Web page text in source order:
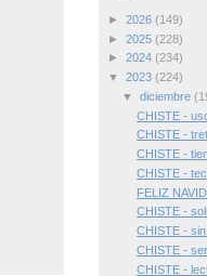
► 2026 (149)
► 2025 (228)
► 2024 (234)
▼ 2023 (224)
▼ diciembre
CHISTE -
CHISTE -
CHISTE -
CHISTE -
FELIZ
CHISTE -
CHISTE -
CHISTE -
CHISTE -